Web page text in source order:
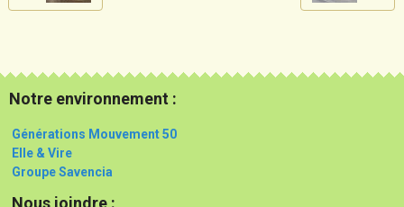
Notre environnement :
Générations Mouvement 50
Elle & Vire
Groupe Savencia
Nous joindre :